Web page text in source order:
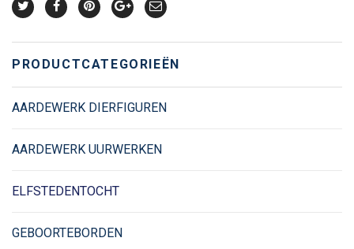
PRODUCTCATEGORIEËN
AARDEWERK DIERFIGUREN
AARDEWERK UURWERKEN
ELFSTEDENTOCHT
GEBOORTEBORDEN